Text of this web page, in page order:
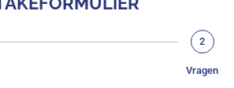
2
Vragen